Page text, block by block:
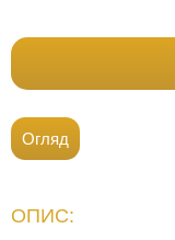
Огляд
ОПИС: